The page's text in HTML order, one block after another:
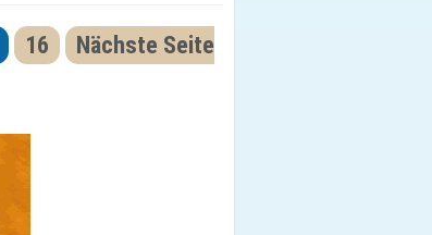
16
Nächste Seite